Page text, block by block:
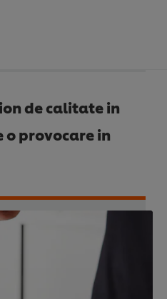
de calitate in
o provocare in